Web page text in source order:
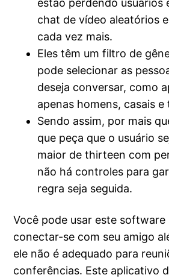
estão perdendo usuários
chat de vídeo aleatórios
cada vez mais.
Eles têm um filtro de
pode selecionar as
deseja conversar, como
apenas homens, casais e
Sendo assim, por mais
que peça que o usuário
maior de thirteen com
não há controles para
regra seja seguida.
Você pode usar este
conectar-se com seu amigo
ele não é adequado para
conferências. Este aplicativo